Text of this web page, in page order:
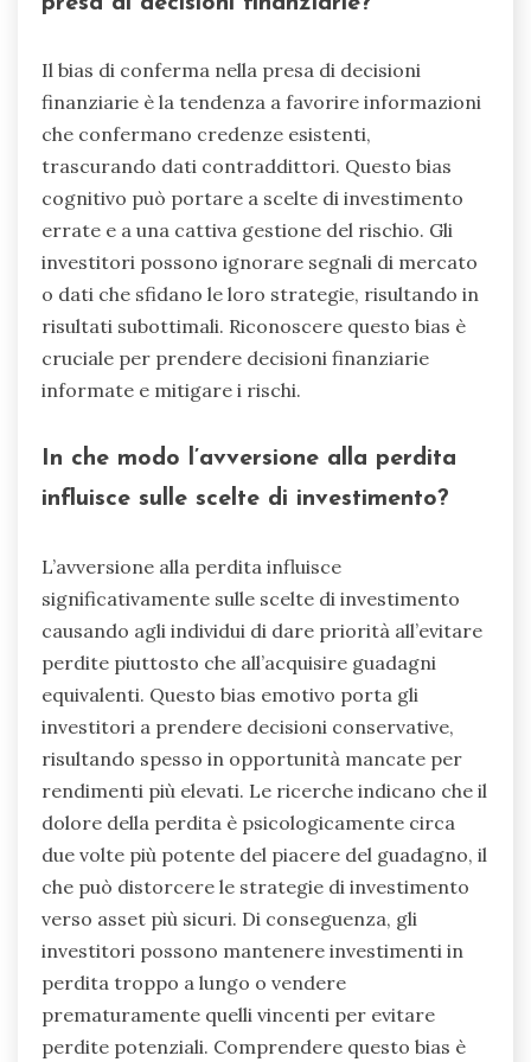
Il bias di conferma nella presa di decisioni
finanziarie è la tendenza a favorire informazioni
che confermano credenze esistenti,
trascurando dati contraddittori. Questo bias
cognitivo può portare a scelte di investimento
errate e a una cattiva gestione del rischio. Gli
investitori possono ignorare segnali di mercato
o dati che sfidano le loro strategie, risultando in
risultati subottimali. Riconoscere questo bias è
cruciale per prendere decisioni finanziarie
informate e mitigare i rischi.
In che modo l’avversione alla perdita
influisce sulle scelte di investimento?
L’avversione alla perdita influisce
significativamente sulle scelte di investimento
causando agli individui di dare priorità all’evitare
perdite piuttosto che all’acquisire guadagni
equivalenti. Questo bias emotivo porta gli
investitori a prendere decisioni conservative,
risultando spesso in opportunità mancate per
rendimenti più elevati. Le ricerche indicano che il
dolore della perdita è psicologicamente circa
due volte più potente del piacere del guadagno, il
che può distorcere le strategie di investimento
verso asset più sicuri. Di conseguenza, gli
investitori possono mantenere investimenti in
perdita troppo a lungo o vendere
prematuramente quelli vincenti per evitare
perdite potenziali. Comprendere questo bias è